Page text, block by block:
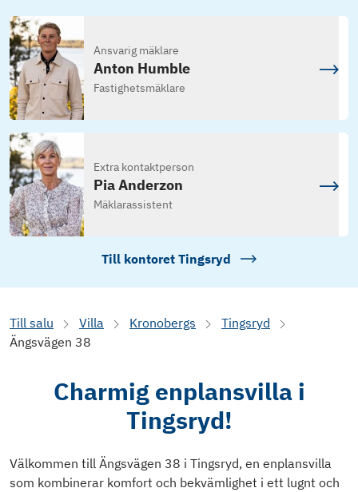
Ansvarig mäklare
Anton Humble
Fastighetsmäklare
Extra kontaktperson
Pia Anderzon
Mäklarassistent
Till kontoret Tingsryd
Till salu Villa Kronobergs
Tingsryd
Ängsvägen 38
Charmig enplansvilla i
Tingsryd!
Välkommen till Ängsvägen 38 i Tingsryd, en enplansvilla
som kombinerar komfort och bekvämlighet i ett lugnt och